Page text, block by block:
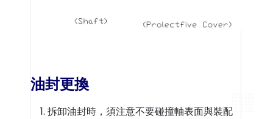
油封更換
拆卸油封時，須注意不要碰撞軸表面與裝配